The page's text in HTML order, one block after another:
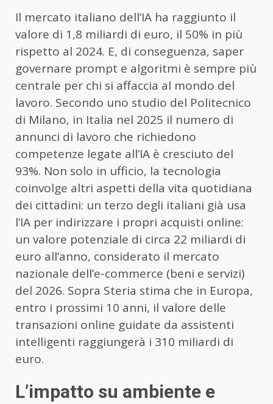
Il mercato italiano dell’IA ha raggiunto il
valore di 1,8 miliardi di euro, il 50% in più
rispetto al 2024. E, di conseguenza, saper
governare prompt e algoritmi è sempre più
centrale per chi si affaccia al mondo del
lavoro. Secondo uno studio del Politecnico
di Milano, in Italia nel 2025 il numero di
annunci di lavoro che richiedono
competenze legate all’IA è cresciuto del
93%. Non solo in ufficio, la tecnologia
coinvolge altri aspetti della vita quotidiana
dei cittadini: un terzo degli italiani già usa
l’IA per indirizzare i propri acquisti online:
un valore potenziale di circa 22 miliardi di
euro all’anno, considerato il mercato
nazionale dell’e-commerce (beni e servizi)
del 2026. Sopra Steria stima che in Europa,
entro i prossimi 10 anni, il valore delle
transazioni online guidate da assistenti
intelligenti raggiungerà i 310 miliardi di
euro.
L’impatto su ambiente e